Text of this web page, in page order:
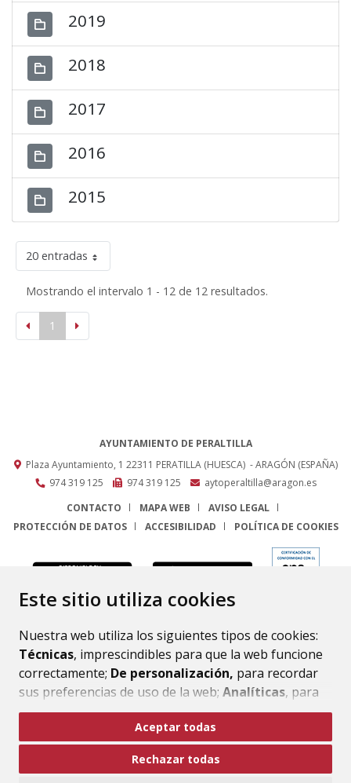
Este sitio utiliza cookies
Nuestra web utiliza los siguientes tipos de cookies:
Técnicas, imprescindibles para que la web funcione
correctamente; De personalización, para recordar
sus preferencias de uso de la web; Analíticas, para
mejorar el funcionamiento de la web y sus servicios.
Si acepta pulsando el botón“Aceptar todas”
consideramos que acepta su uso. Si pulsa el botón
Aceptar todas
Rechazar todas
2019
2018
2017
2016
2015
20 entradas
Mostrando el intervalo 1 - 12 de 12 resultados.
1
AYUNTAMIENTO DE PERALTILLA
Plaza Ayuntamiento, 1 22311 PERATILLA (HUESCA) - ARAGÓN (ESPAÑA)
974 319 125
974 319 125
aytoperaltilla@aragon.es
CONTACTO
MAPA WEB
AVISO LEGAL
PROTECCIÓN DE DATOS
ACCESIBILIDAD POLÍTICA DE COOKIES